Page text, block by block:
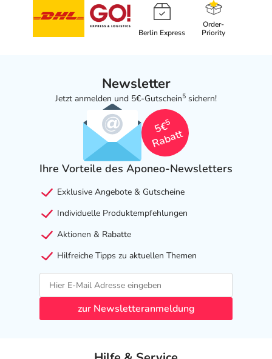
Berlin Express
Order-
Priority
Newsletter
Jetzt anmelden und 5€-Gutschein5 sichern!
5€
5
Rabatt
Ihre Vorteile des Aponeo-Newsletters
Exklusive Angebote & Gutscheine
Individuelle Produktempfehlungen
Aktionen & Rabatte
Hilfreiche Tipps zu aktuellen Themen
zur Newsletteranmeldung